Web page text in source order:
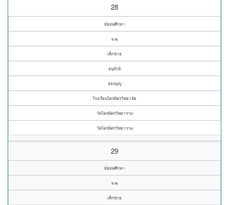
28
มัธยมศึกษา
ม.๒
เด็กชาย
อนุรักษ์
อ่อนบุญ
โรงเรียนไตรมิตรวิทยาลัย
วัดไตรมิตรวิทยาราม
วัดไตรมิตรวิทยาราม
29
มัธยมศึกษา
ม.๒
เด็กชาย